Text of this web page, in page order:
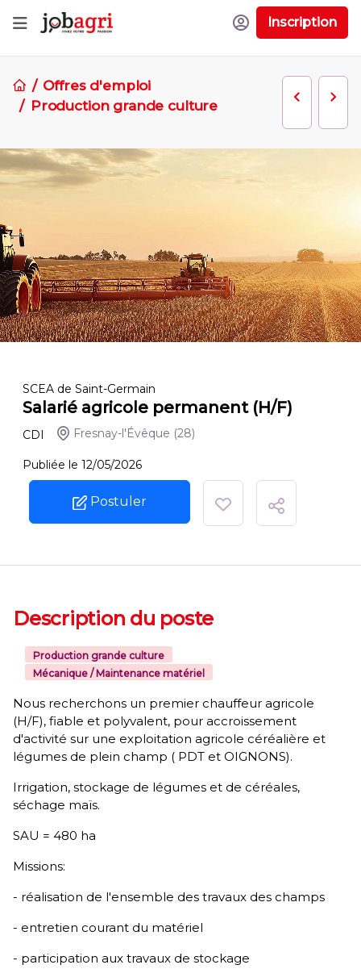
Inscription
Offres d'emploi
Production grande culture
SCEA de Saint-Germain
Salarié agricole permanent (H/F)
CDI Fresnay-l'Évêque (28)
Publiée le 12/05/2026
Postuler
Description du poste
Production grande culture
Mécanique / Maintenance matériel
Nous recherchons un premier chauffeur agricole
(H/F), fiable et polyvalent, pour accroissement
d'activité sur une exploitation agricole céréalière et
légumes de plein champ ( PDT et OIGNONS).
Irrigation, stockage de légumes et de céréales,
séchage maïs.
SAU = 480 ha
Missions:
- réalisation de l'ensemble des travaux des champs
- entretien courant du matériel
- participation aux travaux de stockage